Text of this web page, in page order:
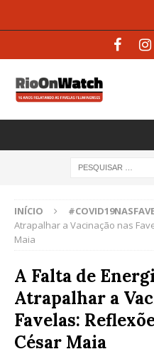
INÍCIO
Atrapalhar a Vacinação nas
Maia
A Falta de
Atrapalhar a
Favelas:
César Maia